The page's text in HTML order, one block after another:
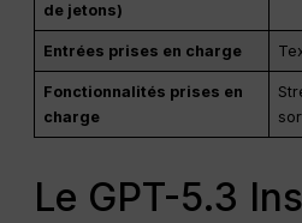
de jetons)
Entrées prises en charge
Fonctionnalités prises en
charge
Le GPT-5.3